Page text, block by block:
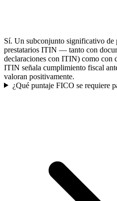
Sí. Un subconjunto significativo de
prestatarios ITIN — tanto con
declaraciones con ITIN) como con
ITIN señala cumplimiento fiscal
valoran positivamente.
¿Qué puntaje FICO se requiere